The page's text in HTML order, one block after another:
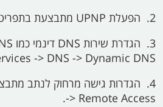
2.
הפעלת UPNP מתבצעת
3.
הגדרת שירות DNS דינמי כמו
-> DNS -> Dynamic DNS.
4.
הגדרות גישה מרחוק לנתב
-> Remote Access.